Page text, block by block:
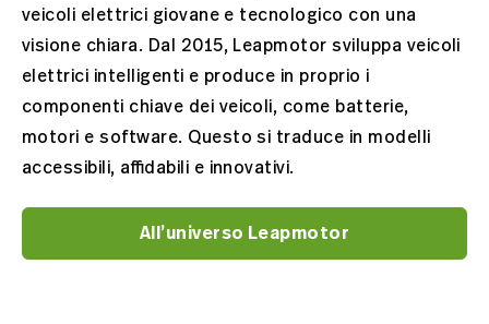
veicoli elettrici giovane e tecnologico con una
visione chiara. Dal 2015, Leapmotor sviluppa veicoli
elettrici intelligenti e produce in proprio i
componenti chiave dei veicoli, come batterie,
motori e software. Questo si traduce in modelli
accessibili, affidabili e innovativi.
All’universo Leapmotor